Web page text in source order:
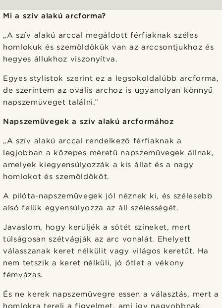
Mi a szív alakú arcforma?
„A szív alakú arccal megáldott férfiaknak széles
homlokuk és szemöldökük van az arccsontjukhoz és
hegyes állukhoz viszonyítva.
Egyes stylistok szerint ez a legsokoldalúbb arcforma,
de szerintem az ovális archoz is ugyanolyan könnyű
napszemüveget találni.”
Napszemüvegek a szív alakú arcformához
„A szív alakú arccal rendelkező férfiaknak a
legjobban a közepes méretű napszemüvegek állnak,
amelyek kiegyensúlyozzák a kis állat és a nagy
homlokot és szemöldököt.
A pilóta-napszemüvegek jól néznek ki, és szélesebb
alsó felük egyensúlyozza az áll szélességét.
Javaslom, hogy kerüljék a sötét színeket, mert
túlságosan szétvágják az arc vonalát. Ehelyett
válasszanak keret nélkülit vagy világos keretűt. Ha
nem tetszik a keret nélküli, jó ötlet a vékony
fémvázas.
És ne kerek napszemüvegre essen a választás, mert a
homlokra tereli a figyelmet, ami így nagyobbnak